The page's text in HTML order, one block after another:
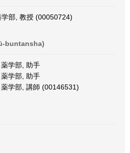
部, 教授 (00050724)
buntansha)
学部, 助手
学部, 助手
学部, 講師 (00146531)